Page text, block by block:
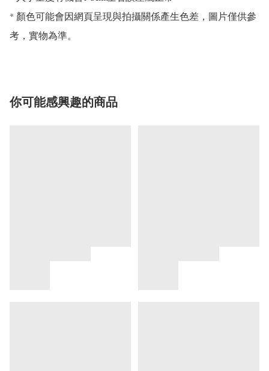
* 顏色可能會因網頁呈現與拍攝關係產生色差，圖片僅供參
考，實物為準。
你可能感興趣的商品